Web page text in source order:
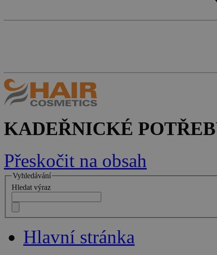
KADEŘNICKÉ
Přeskočit na obsah
Vyhledávání
Hledat výraz
Hlavní stránka